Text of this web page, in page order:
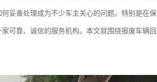
妥善处理成为不少车主关心的问题。特别是在保
可靠、诚信的服务机构。本文就围绕报废车辆回